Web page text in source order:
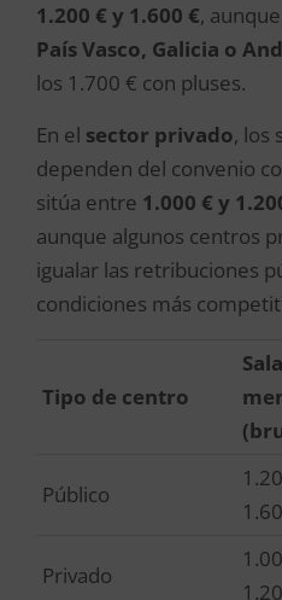
1.200 € y 1.600 €,
País Vasco, Galicia o
los 1.700 € con pluses.
En el sector privado, los
dependen del convenio
sitúa entre 1.000 € y
aunque algunos centros
igualar las retribuciones
condiciones más
Tipo de centro
Público
Privado